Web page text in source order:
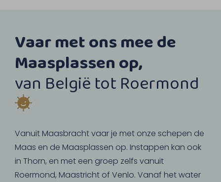
Vaar met ons mee de
Maasplassen op,
van België tot Roermond
Vanuit Maasbracht vaar je met onze schepen de
Maas en de Maasplassen op. Instappen kan ook
in Thorn, en met een groep zelfs vanuit
Roermond, Maastricht of Venlo. Vanaf het water